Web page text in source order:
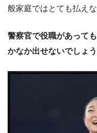
般家庭ではとても払えな
警察官で役職があって
かなか出せないでしょう